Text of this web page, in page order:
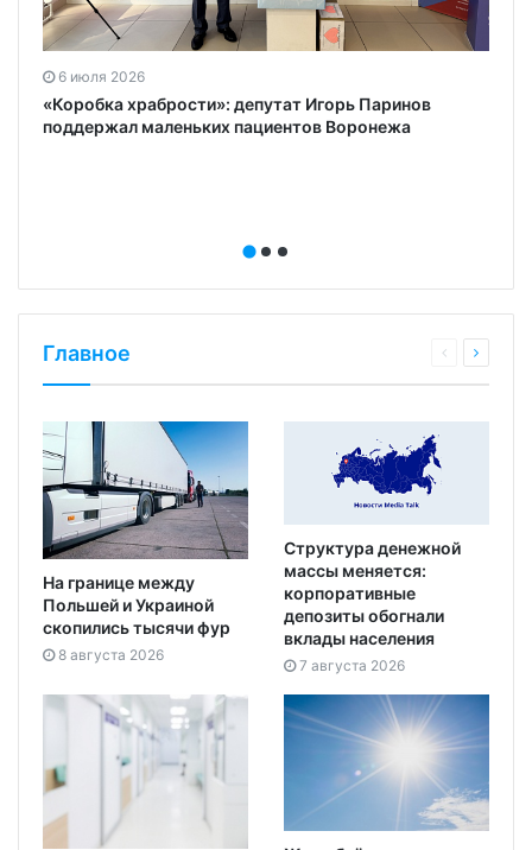
6 июля 2026
«Коробка храбрости»: депутат Игорь Паринов
поддержал маленьких пациентов Воронежа
Главное
На границе между
Польшей и Украиной
скопились тысячи фур
8 августа 2026
Структура денежной
массы меняется:
корпоративные
депозиты обогнали
вклады населения
7 августа 2026